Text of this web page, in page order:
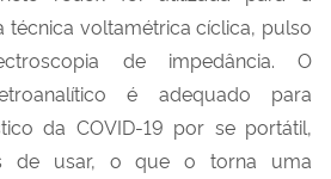
técnica voltamétrica cíclica, pulso
de impedância. O
é adequado para
da COVID-19 por se portátil,
de usar, o que o torna uma